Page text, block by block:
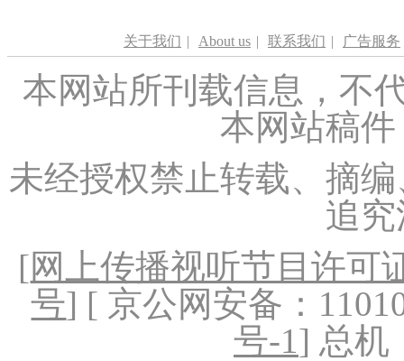
关于我们 | About us | 联系我们 | 广告服务
本网站所刊载信息，不
本网站稿
未经授权禁止转载、摘
追
[网上传播视听节目许可
号] [ 京公网安备：
号-1] 总机